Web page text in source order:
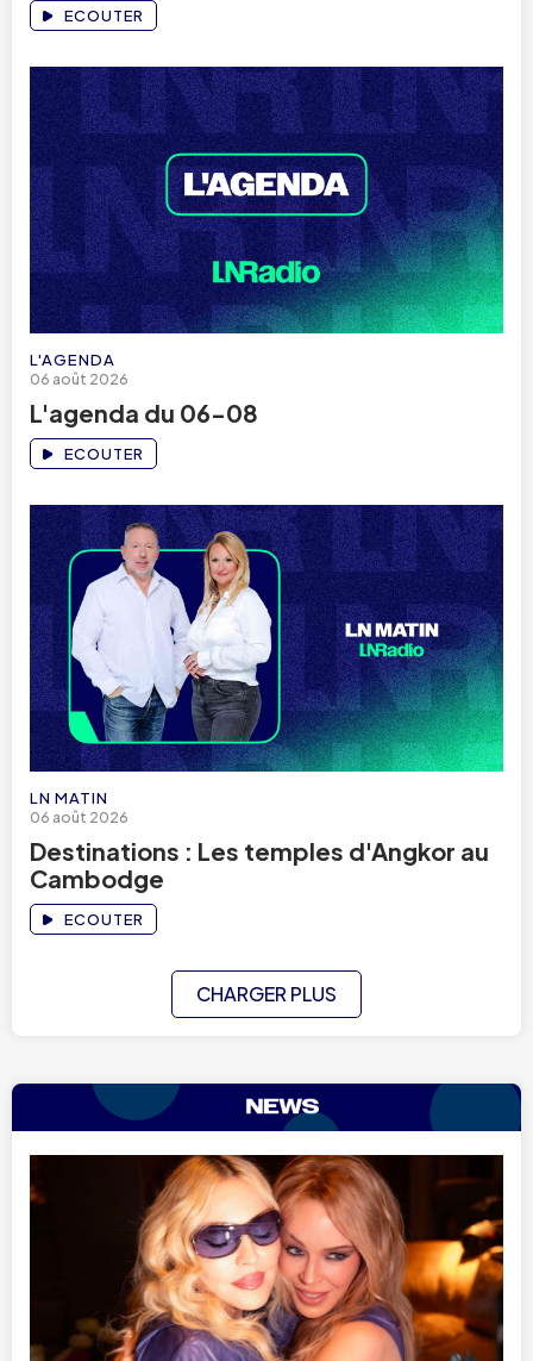
ECOUTER
L'AGENDA
06 août 2026
L'agenda du 06-08
ECOUTER
LN MATIN
06 août 2026
Destinations : Les temples d'Angkor au
Cambodge
ECOUTER
CHARGER PLUS